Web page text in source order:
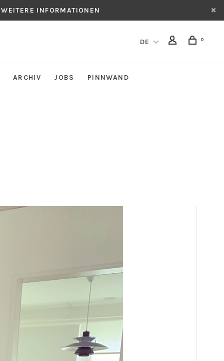
INFORMATIONEN
DE 0
ARCHIV JOBS PINNWAND